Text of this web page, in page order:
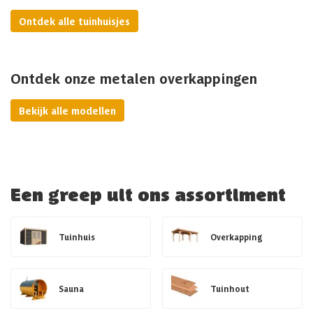
Ontdek alle tuinhuisjes
Ontdek onze metalen overkappingen
Bekijk alle modellen
Een greep uit ons assortiment
Tuinhuis Overkapping
Sauna Tuinhout